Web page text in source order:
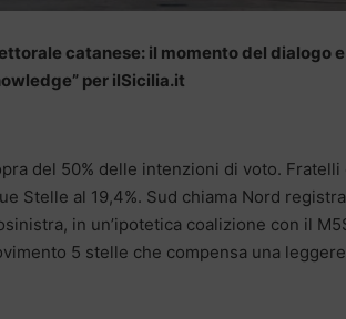
catanese: il momento del dialogo
per ilSicilia.it
del 50% delle intenzioni di voto. Fratelli
Stelle al 19,4%. Sud chiama Nord
in un’ipotetica coalizione con il
5 stelle che compensa una